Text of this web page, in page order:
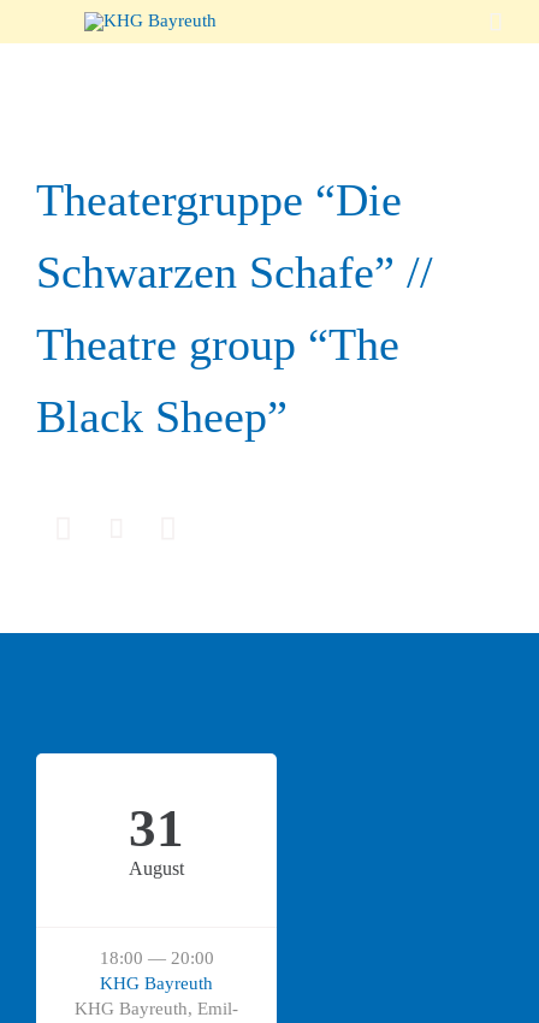

Theatergruppe “Die
Schwarzen Schafe” //
Theatre group “The
Black Sheep”
31
August
18:00 — 20:00
KHG Bayreuth
KHG Bayreuth, Emil-